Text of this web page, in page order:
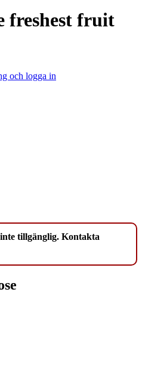
freshest fruit
och logga in
tillgänglig. Kontakta